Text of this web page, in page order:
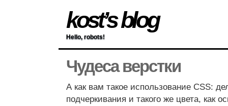
kost’s blog
Hello, robots!
Чудеса верстки
А как вам такое использование CSS:
подчеркивания и такого же цвета, как